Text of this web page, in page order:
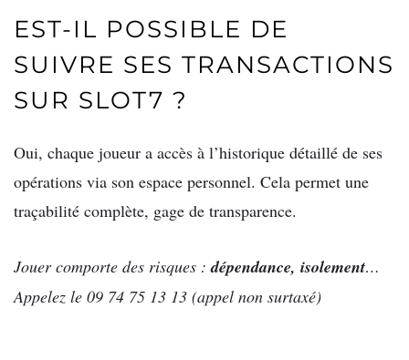
EST-IL POSSIBLE DE
SUIVRE SES TRANSACTIONS
SUR SLOT7 ?
Oui, chaque joueur a accès à l’historique détaillé de ses
opérations via son espace personnel. Cela permet une
traçabilité complète, gage de transparence.
Jouer comporte des risques :dépendance, isolement…
Appelez le 09 74 75 13 13 (appel non surtaxé)